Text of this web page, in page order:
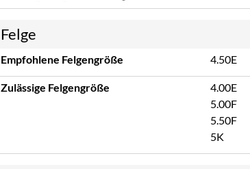
Felge
Empfohlene Felgengröße 4.50E
Zulässige Felgengröße
4.00E
5.00F
5.50F
5K